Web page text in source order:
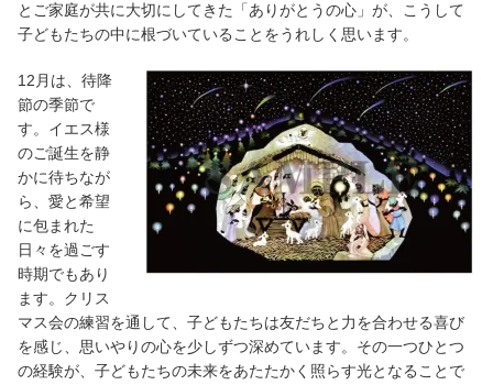
とご家庭が共に大切にしてきた「ありがとうの心」が、こうして
子どもたちの中に根づいていることをうれしく思います。
12月は、待降
節の季節で
す。イエス様
のご誕生を静
かに待ちなが
ら、愛と希望
に包まれた
日々を過ごす
時期でもあり
ます。クリス
マス会の練習を通して、子どもたちは友だちと力を合わせる喜び
を感じ、思いやりの心を少しずつ深めています。その一つひとつ
の経験が、子どもたちの未来をあたたかく照らす光となることで